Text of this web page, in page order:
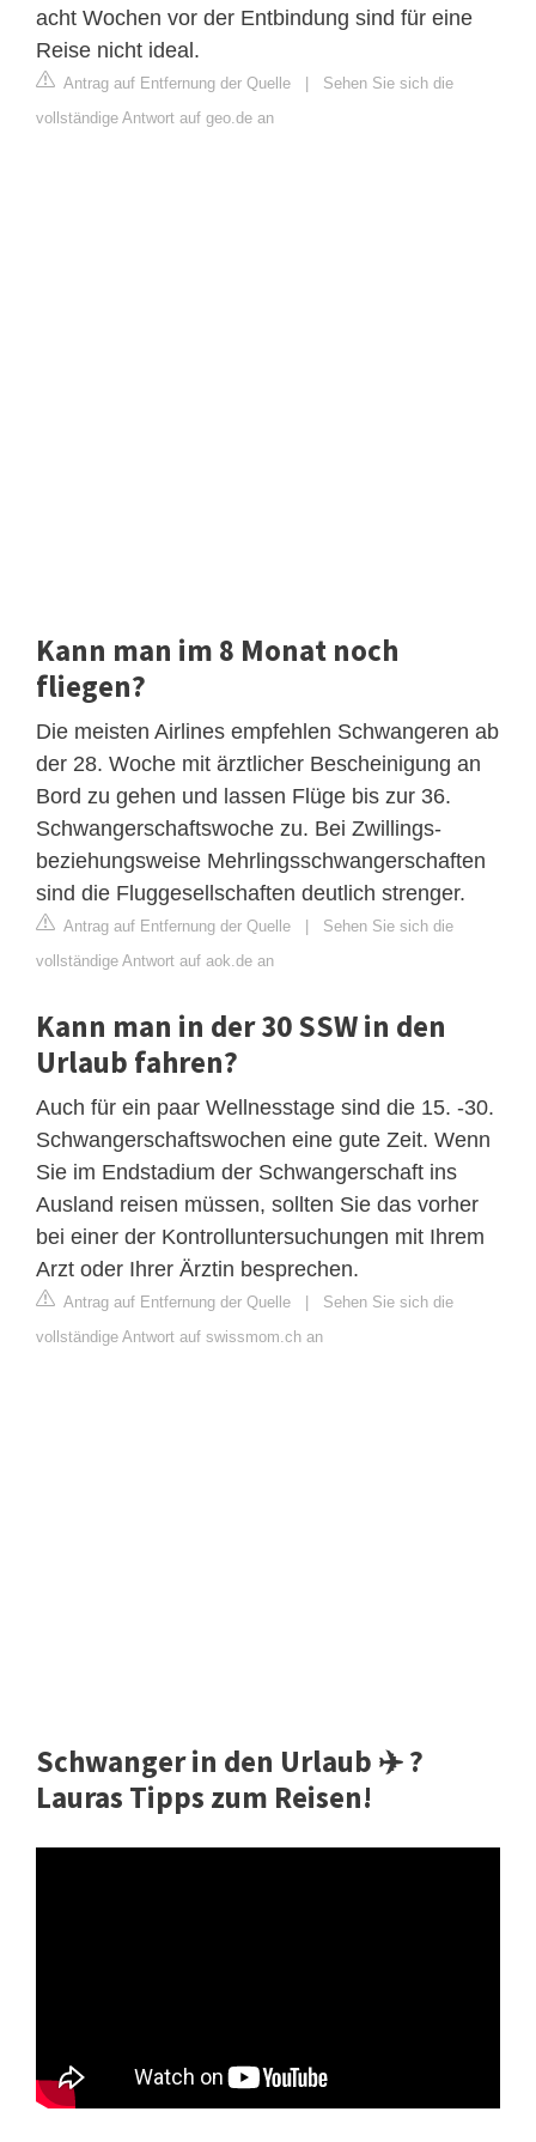
acht Wochen vor der Entbindung sind für eine
Reise nicht ideal.
Antrag auf Entfernung der Quelle
Sehen Sie sich die
vollständige Antwort auf geo.de an
Kann man im 8 Monat noch
fliegen?
Die meisten Airlines empfehlen Schwangeren ab
der 28. Woche mit ärztlicher Bescheinigung an
Bord zu gehen und lassen Flüge bis zur 36.
Schwangerschaftswoche zu. Bei Zwillings-
beziehungsweise Mehrlingsschwangerschaften
sind die Fluggesellschaften deutlich strenger.
Antrag auf Entfernung der Quelle
Sehen Sie sich die
vollständige Antwort auf aok.de an
Kann man in der 30 SSW in den
Urlaub fahren?
Auch für ein paar Wellnesstage sind die 15. -30.
Schwangerschaftswochen eine gute Zeit. Wenn
Sie im Endstadium der Schwangerschaft ins
Ausland reisen müssen, sollten Sie das vorher
bei einer der Kontrolluntersuchungen mit Ihrem
Arzt oder Ihrer Ärztin besprechen.
Antrag auf Entfernung der Quelle
Sehen Sie sich die
vollständige Antwort auf swissmom.ch an
Schwanger in den Urlaub ✈️ ?
Lauras Tipps zum Reisen!